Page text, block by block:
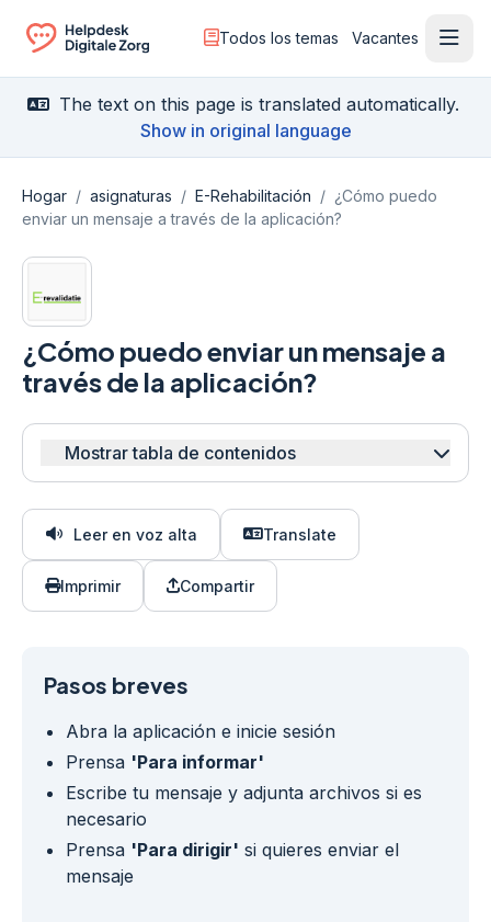
Ga naar de homepagina
Todos los temas Vacantes
The text on this page is translated automatically.
Show in original language
Hogar / asignaturas / E-Rehabilitación / ¿Cómo puedo
enviar un mensaje a través de la aplicación?
¿Cómo puedo enviar un mensaje a
través de la aplicación?
Mostrar tabla de contenidos
Leer en voz alta Translate
Imprimir Compartir
Pasos breves
Abra la aplicación e inicie sesión
Prensa 'Para informar'
Escribe tu mensaje y adjunta archivos si es
necesario
Prensa 'Para dirigir' si quieres enviar el
mensaje